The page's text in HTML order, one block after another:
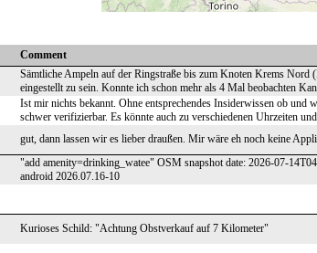
Comment
Sämtliche Ampeln auf der Ringstraße bis zum Knoten Krems
eingestellt zu sein. Konnte ich schon mehr als 4 Mal beobachten
Ist mir nichts bekannt. Ohne entsprechendes Insiderwissen ob und
schwer verifizierbar. Es könnte auch zu verschiedenen Uhrzeiten
gut, dann lassen wir es lieber draußen. Mir wäre eh noch keine
"add amenity=drinking_watee" OSM snapshot date: 2026-07-
android 2026.07.16-10
Kurioses Schild: "Achtung Obstverkauf auf 7 Kilometer"